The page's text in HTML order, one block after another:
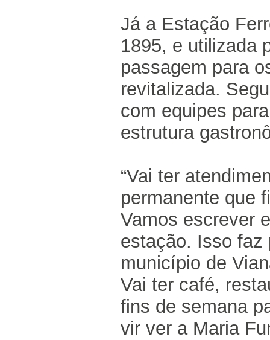
Já a Estação
1895, e utilizada
passagem para
revitalizada.
com equipes
estrutura
“Vai ter
permanente que
Vamos escrever
estação. Isso faz
município de
Vai ter café,
fins de semana
vir ver a Maria